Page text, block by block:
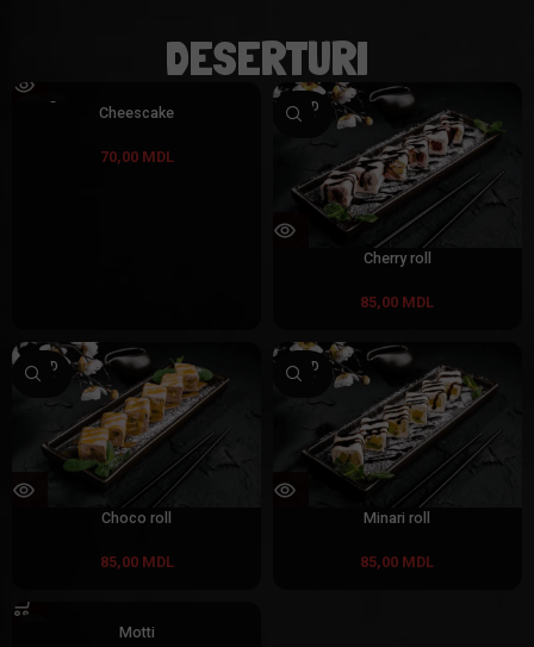
DESERTURI
SOLD
Cheescake
70,00 MDL
SOLD
OUT
Cherry roll
85,00 MDL
SOLD
OUT
Choco roll
85,00 MDL
SOLD
OUT
Minari roll
85,00 MDL
Motti